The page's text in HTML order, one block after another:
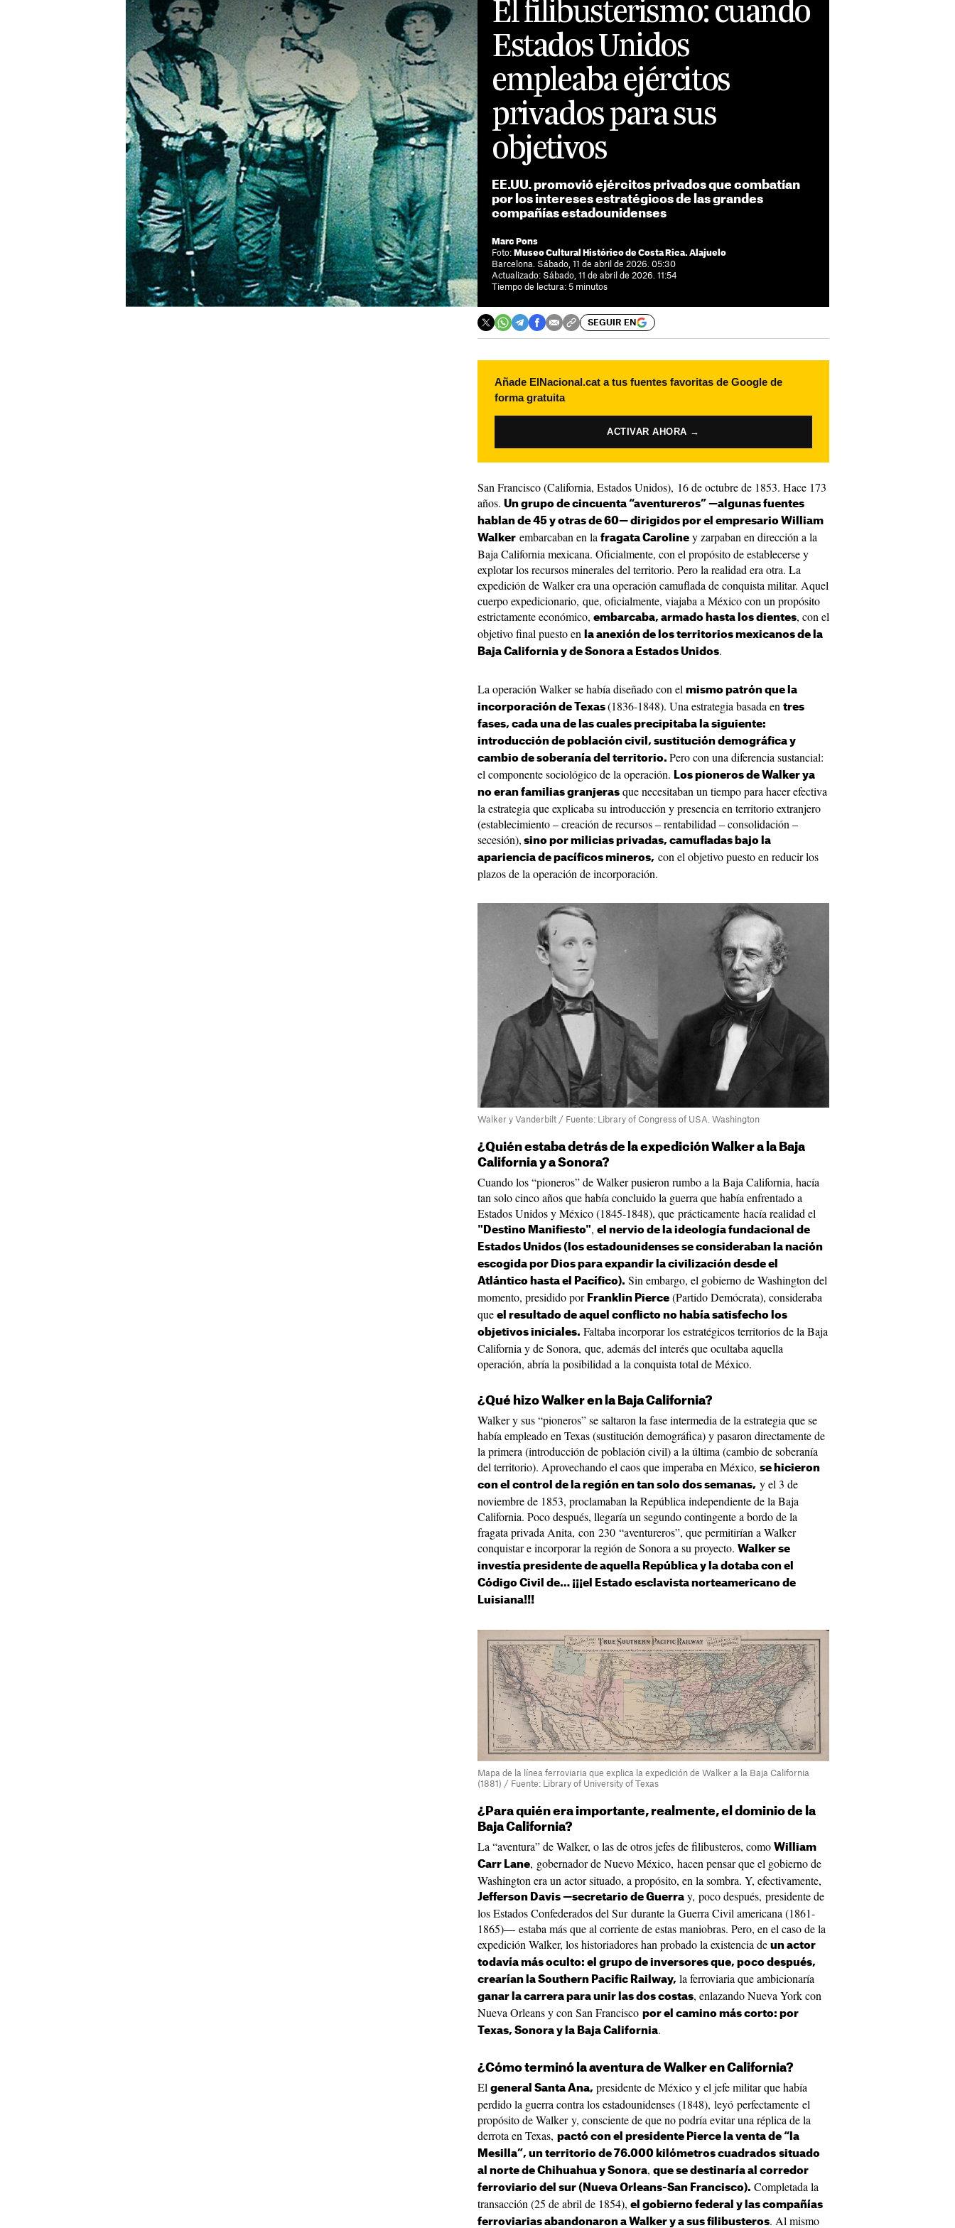
El filibusterismo: cuando
Estados Unidos
empleaba ejércitos
privados para sus
objetivos
EE.UU. promovió ejércitos privados que combatían
por los intereses estratégicos de las grandes
compañías estadounidenses
Marc Pons
Foto: Museo Cultural Histórico de Costa Rica. Alajuelo
Barcelona. Sábado, 11 de abril de 2026. 05:30
Actualizado: Sábado, 11 de abril de 2026. 11:54
Tiempo de lectura: 5 minutos
SEGUIR EN
Añade ElNacional.cat a tus fuentes favoritas de Google de
forma gratuita
ACTIVAR AHORA →
San Francisco (California, Estados Unidos), 16 de octubre de 1853. Hace 173
años. Un grupo de cincuenta “aventureros” —algunas fuentes
hablan de 45 y otras de 60— dirigidos por el empresario Will iam
Walker embarcaban en la fragata Caroline y zarpaban en dirección a la
Baja California mexicana. Oficialmente, con el propósito de establecerse y
explotar los recursos minerales del territorio. Pero la realidad era otra. La
expedición de Walker era una operación camuflada de conquista militar. Aquel
cuerpo expedicionario, que, oficialmente, viajaba a México con un propósito
estrictamente económico, embarcaba, armado hasta los dientes, con el
objetivo final puesto en
la anexión de los territorios mexicanos de la
Baja California y de Sonora a Estados Unidos.
La operación Walker se había diseñado con el mismo patrón que la
incorporación de Texas (1836-1848). Una estrategia basada en tres
fases, cada una de las cuales precipitaba la siguiente:
introducción de población civil, sustitución demográfica y
cambio de soberanía del territorio. Pero con una diferencia sustancial:
el componente sociológico de la operación. Los pioneros de Walker ya
no eran familias granjeras que necesitaban un tiempo para hacer efectiva
la estrategia que explicaba su introducción y presencia en territorio extranjero
(establecimiento – creación de recursos – rentabilidad – consolidación –
secesión), sino por milicias privadas, camufladas bajo la
apariencia de pacíficos mineros, con el objetivo puesto en reducir los
plazos de la operación de incorporación.
Walker y Vanderbilt / Fuente: Library of Congress of USA. Washington
¿Quién estaba detrás de la expedición Walker a la Baja
California y a Sonora?
Cuando los “pioneros” de Walker pusieron rumbo a la Baja California, hacía
tan solo cinco años que había concluido la guerra que había enfrentado a
Estados Unidos y México (1845-1848), que prácticamente hacía realidad el
"Destino Manifiesto", el nervio de la ideología fundacional de
Estados Unidos (los estadounidenses se consideraban la nación
escogida por Dios para expandir la civilización desde el
Atlántico hasta el Pacífico). Sin embargo, el gobierno de Washington del
momento, presidido por Franklin Pierce (Partido Demócrata), consideraba
que el resultado de aquel conflicto no había satisfecho los
objetivos iniciales. Faltaba incorporar los estratégicos territorios de la Baja
California y de Sonora, que, además del interés que ocultaba aquella
operación, abría la posibilidad a la conquista total de México.
¿Qué hizo Walker en la Baja California?
Walker y sus “pioneros” se saltaron la fase intermedia de la estrategia que se
había empleado en Texas (sustitución demográfica) y pasaron directamente de
la primera (introducción de población civil) a la última (cambio de soberanía
del territorio). Aprovechando el caos que imperaba en México, se hicieron
con el control de la región en tan solo dos semanas, y el 3 de
noviembre de 1853, proclamaban la República independiente de la Baja
California. Poco después, llegaría un segundo contingente a bordo de la
fragata privada Anita, con 230 “aventureros”, que permitirían a Walker
conquistar e incorporar la región de Sonora a su proyecto. Walker se
investía presidente de aquella República y la dotaba con el
Código Civil de… ¡¡¡el Estado esclavista norteamericano de
Luisiana!!!
Mapa de la línea ferroviaria que explica la expedición de Walker a la Baja California
(1881) / Fuente: Library of University of Texas
¿Para quién era importante, realmente, el dominio de la
Baja California?
La “aventura” de Walker, o las de otros jefes de filibusteros, como William
Carr Lane, gobernador de Nuevo México, hacen pensar que el gobierno de
Washington era un actor situado, a propósito, en la sombra. Y, efectivamente,
Jefferson Davis —secretario de Guerra y, poco después, presidente de
los Estados Confederados del Sur durante la Guerra Civil americana (1861-
1865)— estaba más que al corriente de estas maniobras. Pero, en el caso de la
expedición Walker, los historiadores han probado la existencia de un actor
todavía más oculto: el grupo de inversores que, poco después,
crearían la Southern Pacific Railway, la ferroviaria que ambicionaría
ganar la carrera para unir las dos costas, enlazando Nueva York con
Nueva Orleans y con San Francisco por el camino más corto: por
Texas, Sonora y la Baja California.
¿Cómo terminó la aventura de Walker en California?
El general Santa Ana, presidente de México y el jefe militar que había
perdido la guerra contra los estadounidenses (1848), leyó perfectamente el
propósito de Walker y, consciente de que no podría evitar una réplica de la
derrota en Texas, pactó con el presidente Pierce la venta de “la
Mesilla”, un territorio de 76.000 kilómetros cuadrados situado
al norte de Chihuahua y Sonora, que se destinaría al corredor
ferroviario del sur (Nueva Orleans-San Francisco). Completada la
transacción (25 de abril de 1854), el gobierno federal y las compañías
ferroviarias abandonaron a Walker y a sus filibusteros. Al mismo